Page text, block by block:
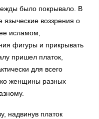
было покрывало. В
языческие воззрения о
исламом,
фигуры и прикрывать
пришел платок,
для всего
женщины разных
надвинув платок